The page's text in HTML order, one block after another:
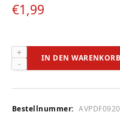
€1,99
LOEWE
INSPIRE
DR+
9-
IN DEN WARENKORB
Bestellnummer: